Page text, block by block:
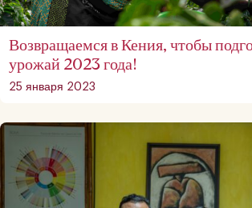
Возвращаемся в Кения, чтобы
урожай 2023 года!
25 января 2023